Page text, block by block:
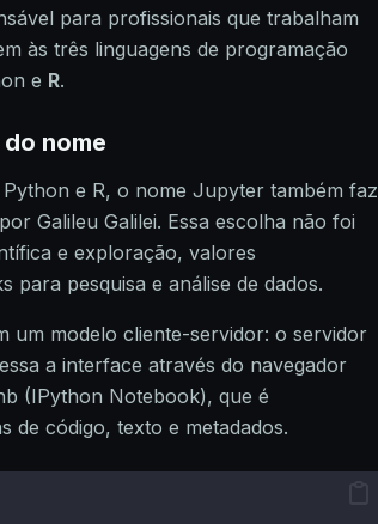
para profissionais que trabalham
às três linguagens de programação
e R.
nome
e R, o nome Jupyter também faz
Galileu Galilei. Essa escolha não foi
e exploração, valores
para pesquisa e análise de dados.
um modelo cliente-servidor: o servidor
a interface através do navegador
(IPython Notebook), que é
de código, texto e metadados.